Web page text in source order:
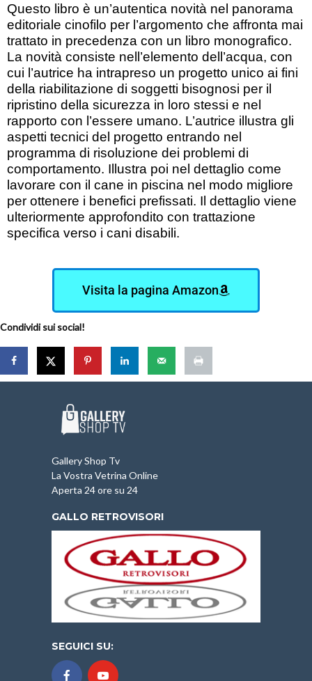
Questo libro è un’autentica novità nel panorama
editoriale cinofilo per l’argomento che affronta mai
trattato in precedenza con un libro monografico.
La novità consiste nell’elemento dell’acqua, con
cui l’autrice ha intrapreso un progetto unico ai fini
della riabilitazione di soggetti bisognosi per il
ripristino della sicurezza in loro stessi e nel
rapporto con l’essere umano. L’autrice illustra gli
aspetti tecnici del progetto entrando nel
programma di risoluzione dei problemi di
comportamento. Illustra poi nel dettaglio come
lavorare con il cane in piscina nel modo migliore
per ottenere i benefici prefissati. Il dettaglio viene
ulteriormente approfondito con trattazione
specifica verso i cani disabili.
Visita la pagina Amazon
Condividi sui social!
Gallery Shop Tv
La Vostra Vetrina Online
Aperta 24 ore su 24
GALLO RETROVISORI
SEGUICI SU: